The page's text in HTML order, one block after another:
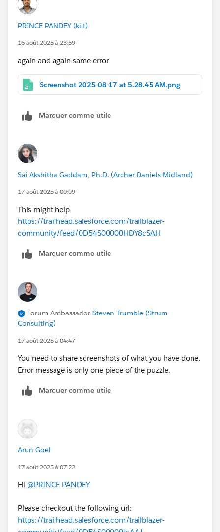
PRINCE PANDEY (kiit)
16 août 2025 à 23:59
again and again same error
Screenshot 2025-08-17 at 5.28.45 AM.png
Marquer comme utile
Sai Akshitha Gaddam, Ph.D. (Archer-Daniels-Midland)
17 août 2025 à 00:09
This might help
https://trailhead.salesforce.com/trailblazer-
community/feed/0D54S00000HDY8cSAH
Marquer comme utile
Forum Ambassador Steven Trumble (Strum
Consulting)
17 août 2025 à 04:47
You need to share screenshots of what you have done.
Error message is only one piece of the puzzle.
Marquer comme utile
Arun Goel
17 août 2025 à 07:22
Hi @PRINCE PANDEY
Please checkout the following url:
https://trailhead.salesforce.com/trailblazer-